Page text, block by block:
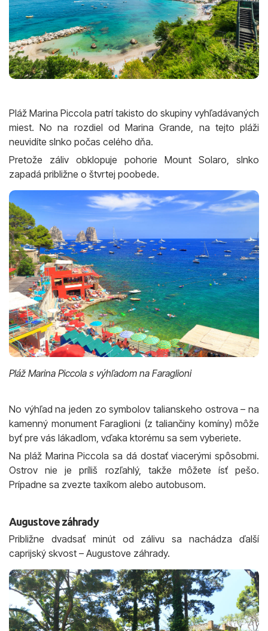
Pláž Marina Piccola patrí takisto do skupiny vyhľadávaných
miest. No na rozdiel od Marina Grande, na tejto pláži
neuvidíte slnko počas celého dňa.
Pretože záliv obklopuje pohorie Mount Solaro, slnko
zapadá približne o štvrtej poobede.
Pláž Marina Piccola s výhľadom na Faraglioni
No výhľad na jeden zo symbolov talianskeho ostrova – na
kamenný monument Faraglioni (z taliančiny komíny) môže
byť pre vás lákadlom, vďaka ktorému sa sem vyberiete.
Na pláž Marina Piccola sa dá dostať viacerými spôsobmi.
Ostrov nie je príliš rozľahlý, takže môžete ísť pešo.
Prípadne sa zvezte taxíkom alebo autobusom.
Augustove záhrady
Približne dvadsať minút od zálivu sa nachádza ďalší
caprijský skvost – Augustove záhrady.